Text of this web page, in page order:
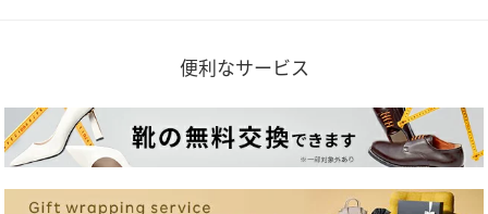
便利なサービス